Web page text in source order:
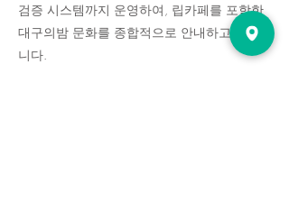
검증 시스템까지 운영하여, 립카페를 포함한
대구의밤 문화를 종합적으로 안내하고 있습
니다.